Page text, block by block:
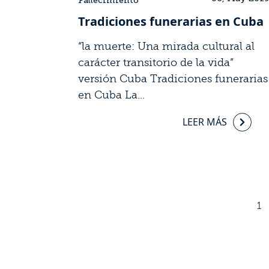
Tradiciones funerarias en Cuba
“la muerte: Una mirada cultural al
carácter transitorio de la vida”
versión Cuba Tradiciones funerarias
en Cuba La...
LEER MÁS
1